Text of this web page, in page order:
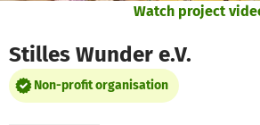
Watch project
Stilles Wunder e.V.
Non-profit organisation